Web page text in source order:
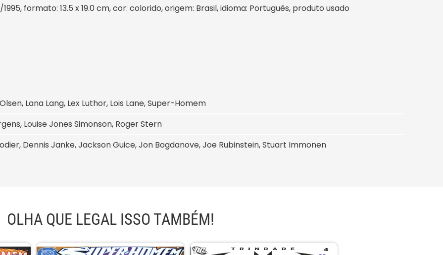
formato: 13.5 x 19.0 cm, cor: colorido, origem: Brasil, idioma: Português, produto usado
Lana Lang, Lex Luthor, Lois Lane, Super-Homem
Louise Jones Simonson, Roger Stern
Dennis Janke, Jackson Guice, Jon Bogdanove, Joe Rubinstein, Stuart Immonen
OLHA QUE LEGAL ISSO TAMBÉM!